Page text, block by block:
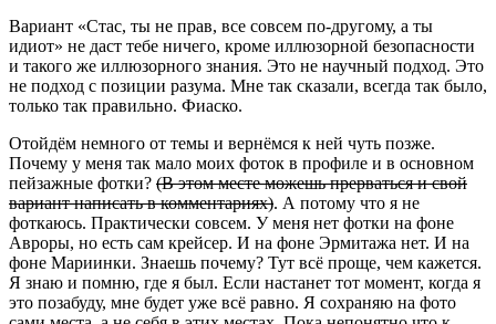
Вариант «Стас, ты не прав, все совсем по-другому, а ты
идиот» не даст тебе ничего, кроме иллюзорной безопасности
и такого же иллюзорного знания. Это не научный подход. Это
не подход с позиции разума. Мне так сказали, всегда так было,
только так правильно. Фиаско.
Отойдём немного от темы и вернёмся к ней чуть позже.
Почему у меня так мало моих фоток в профиле и в основном
пейзажные фотки? (В этом месте можешь прерваться и свой
вариант написать в комментариях). А потому что я не
фоткаюсь. Практически совсем. У меня нет фотки на фоне
Авроры, но есть сам крейсер. И на фоне Эрмитажа нет. И на
фоне Мариинки. Знаешь почему? Тут всё проще, чем кажется.
Я знаю и помню, где я был. Если настанет тот момент, когда я
это позабуду, мне будет уже всё равно. Я сохраняю на фото